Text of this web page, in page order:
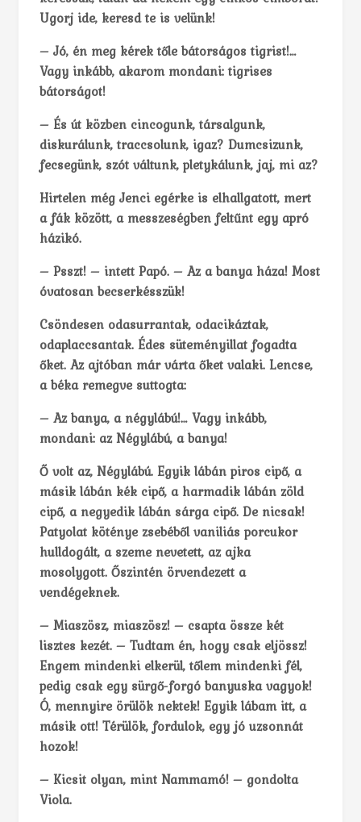
Ugorj ide, keresd te is velünk!
– Jó, én meg kérek tőle bátorságos tigrist!…
Vagy inkább, akarom mondani: tigrises
bátorságot!
– És út közben cincogunk, társalgunk,
diskurálunk, traccsolunk, igaz? Dumcsizunk,
fecsegünk, szót váltunk, pletykálunk, jaj, mi az?
Hirtelen még Jenci egérke is elhallgatott, mert
a fák között, a messzeségben feltűnt egy apró
házikó.
– Psszt! – intett Papó. – Az a banya háza! Most
óvatosan becserkésszük!
Csöndesen odasurrantak, odacikáztak,
odaplaccsantak. Édes süteményillat fogadta
őket. Az ajtóban már várta őket valaki. Lencse,
a béka remegve suttogta:
– Az banya, a négylábú!… Vagy inkább,
mondani: az Négylábú, a banya!
Ő volt az, Négylábú. Egyik lábán piros cipő, a
másik lábán kék cipő, a harmadik lábán zöld
cipő, a negyedik lábán sárga cipő. De nicsak!
Patyolat köténye zsebéből vaniliás porcukor
hulldogált, a szeme nevetett, az ajka
mosolygott. Őszintén örvendezett a
vendégeknek.
– Miaszösz, miaszösz! – csapta össze két
lisztes kezét. – Tudtam én, hogy csak eljössz!
Engem mindenki elkerül, tőlem mindenki fél,
pedig csak egy sürgő-forgó banyuska vagyok!
Ó, mennyire örülök nektek! Egyik lábam itt, a
másik ott! Térülök, fordulok, egy jó uzsonnát
hozok!
– Kicsit olyan, mint Nammamó! – gondolta
Viola.